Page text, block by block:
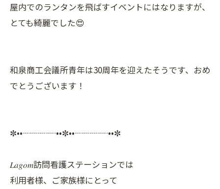
屋内でのランタンを飛ばすイベントにはなりますが、
とても綺麗でした😍
和泉商工会議所青年は30周年を迎えたそうです、おめ
でとうございます！
✼••┈┈┈┈••✼••┈┈┈┈••✼
𝐿𝑎𝑔𝑜𝑚訪問看護ステーションでは
利用者様、ご家族様にとって